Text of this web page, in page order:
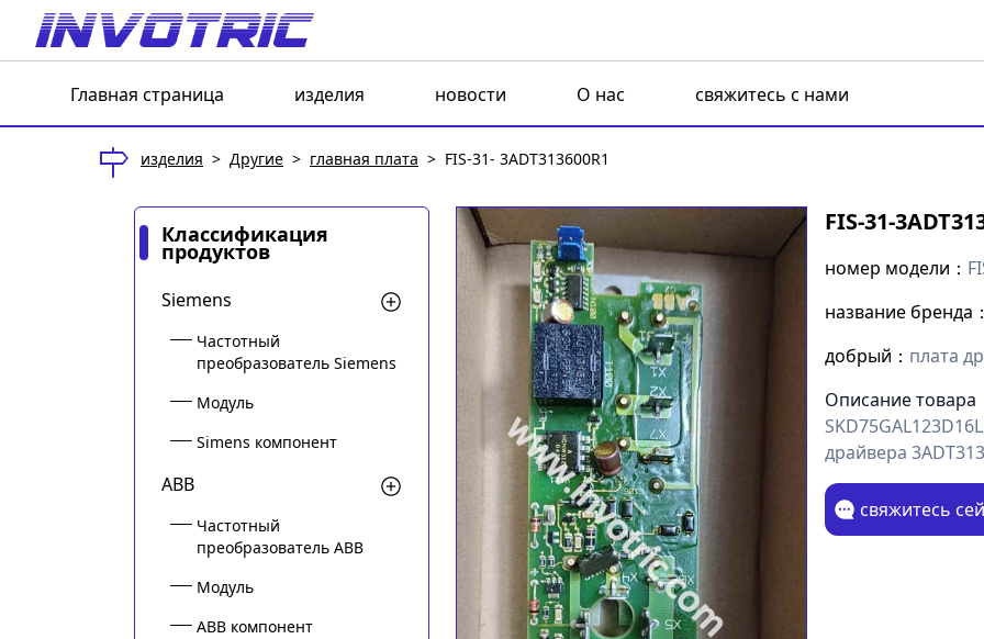
Главная страница изделия новости О нас свяжитесь с нами
изделия > Другие > главная плата > FIS-31- 3ADT313600R1
Классификация
продуктов
Siemens
Частотный
преобразователь Siemens
Модуль
Simens компонент
ABB
Частотный
преобразователь ABB
Модуль
ABB компонент
FIS-31-
номер модели：
название бренда
добрый： плата
Описание товара
драйвера
свяжитесь